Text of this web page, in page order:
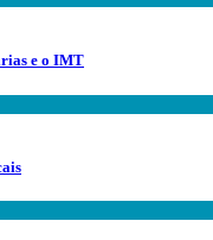
e o IMT